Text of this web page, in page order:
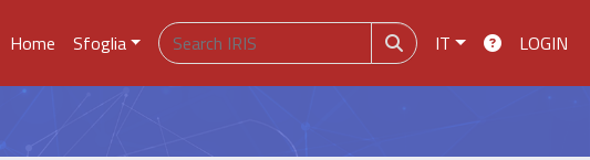
Home Sfoglia IT LOGIN